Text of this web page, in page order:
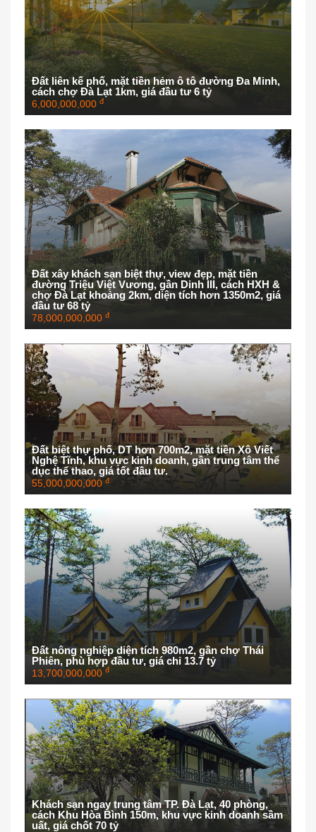
Đất liên kế phố, mặt tiền hẻm ô tô đường Đa Minh,
cách chợ Đà Lạt 1km, giá đầu tư 6 tỷ
6,000,000,000 đ
Đất xây khách sạn biệt thự, view đẹp, mặt tiền
đường Triệu Việt Vương, gần Dinh III, cách HXH &
chợ Đà Lạt khoảng 2km, diện tích hơn 1350m2, giá
đầu tư 68 tỷ
78,000,000,000 đ
Đất biệt thự phố, DT hơn 700m2, mặt tiền Xô Viết
Nghệ Tĩnh, khu vực kinh doanh, gần trung tâm thể
dục thể thao, giá tốt đầu tư.
55,000,000,000 đ
Đất nông nghiệp diện tích 980m2, gần chợ Thái
Phiên, phù hợp đầu tư, giá chỉ 13.7 tỷ
13,700,000,000 đ
Khách sạn ngay trung tâm TP. Đà Lạt, 40 phòng,
cách Khu Hòa Bình 150m, khu vực kinh doanh sầm
uất, giá chốt 70 tỷ